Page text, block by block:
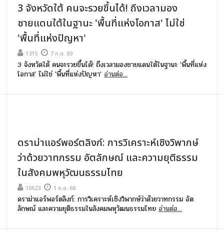
3 จังหวัดใต้ คนจะรวยขึ้นได้! ถึงเวลามอง
ชายแดนใต้ในฐานะ 'พื้นที่แห่งโอกาส' ไม่ใช่
'พื้นที่แห่งปัญหา'
1315 7 ก.ค. 69
3 จังหวัดใต้ คนจะรวยขึ้นได้! ถึงเวลามองชายแดนใต้ในฐานะ 'พื้นที่แห่ง
โอกาส' ไม่ใช่ 'พื้นที่แห่งปัญหา' อ่านต่อ...
ดราม่าแอร์พอร์ตลิงก์: การวิเคราะห์เชิงวิพากษ์
ว่าด้วยวาทกรรม อัตลักษณ์ และความยุติธรรม
ในสังคมพหุวัฒนธรรมไทย
10623 1 ก.ย. 68
ดราม่าแอร์พอร์ตลิงก์: การวิเคราะห์เชิงวิพากษ์ว่าด้วยวาทกรรม อัต
ลักษณ์ และความยุติธรรมในสังคมพหุวัฒนธรรมไทย อ่านต่อ...